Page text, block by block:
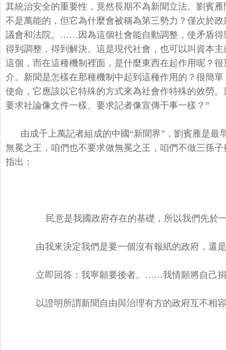
其統治安全的重要性，竟然長期不為新聞立法。劉賓
不是萬能的，但它為什麼會被稱為第三勢力？僅次於
議會和法院。……因為這個社會能自動調整，使矛盾得
得到調整，得到解決。這是現代社會，也可以叫資本
這個，而在這種機制裡面，是什麼東西在起作用呢？
介。新聞是怎樣在那種機制中起到這種作用的？很簡
使命，它應該以它特殊的方式來為社會作特殊的效勞
要求社論像文件一樣、要求記者像宣傳干事一樣？”
由成千上萬記者組成的中國“新聞界”，劉賓雁是
無冕之王，咱們也不要求做無冕之王，咱們不做三孫
指出：
民意是我國政府存在的基礎，所以我們先於一
由我來決定我們是要一個沒有報紙的政府，還
立即回答：我寧願要後者。……我情願將自己捐
以證明所謂新聞自由與治理有方的政府互不相